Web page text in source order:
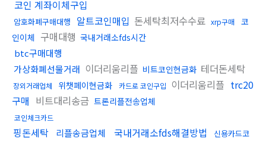
코인 계좌이체구입
암호화폐구매대행 알트코인매입 돈세탁최저수수료 xrp구매
코
인이체 구매대행 국내거래소fds시간
btc구매대행
가상화폐선물거래 이더리움리플 비트코인현금화 테더돈세탁
장외거래업체 위챗페이현금화 카드로 코인구입 이더리움리플 trc20
구매 비트대리송금 트론리플전송업체
코인체크카드
핑돈세탁 리플송금업체 국내거래소fds해결방법
신용카드코